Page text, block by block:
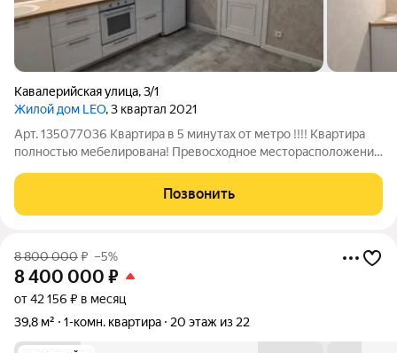
Кавалерийская улица,3/1
Жилой дом LEO, 3 квартал 2021
Арт. 135077036 Квартира в 5 минутах от метро !!!! Квартира
полностью мебелирована! Превосходное месторасположение
минутах от центральной улицы города - Красного проспекта,
между двух станций
Позвонить
8 800 000₽ –5%
8 400 000 ₽
от 42 156 ₽ в месяц
39,8 м²
1-комн. квартира 20 этаж из 22